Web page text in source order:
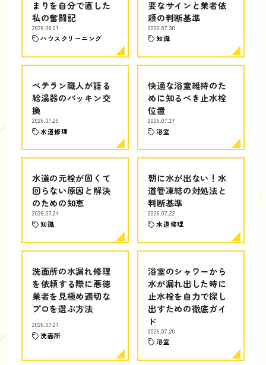
まりを自分で直した
私の奮闘記
2026.08.01
ハウスクリーニング
要なサインと業者依
頼の判断基準
2026.07.30
知識
ベテラン職人が語る
給湯器のパッキン交
換
2026.07.29
水道修理
快適な浴室維持のた
めに知るべき止水栓
位置
2026.07.27
浴室
水道の元栓が固くて
回らない原因と解決
のための知恵
2026.07.24
知識
朝に水が出ない！水
道管凍結の対処法と
判断基準
2026.07.22
水道修理
洗面所の水漏れ修理
を依頼する際に悪徳
業者を見極め適切な
プロを選ぶ方法
2026.07.21
洗面所
浴室のシャワーから
水が漏れ出した時に
止水栓を自力で探し
出すための徹底ガイ
ド
2026.07.20
浴室